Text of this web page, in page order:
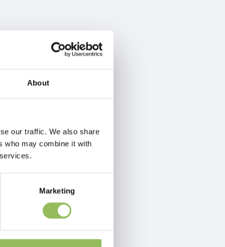
About
our traffic. We also share
who may combine it with
Marketing